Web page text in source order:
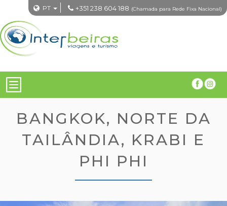
PT +351 238 604 188 (Chamada para Rede Fixa Nacional)
BANGKOK, NORTE DA
TAILÂNDIA, KRABI E
PHI PHI